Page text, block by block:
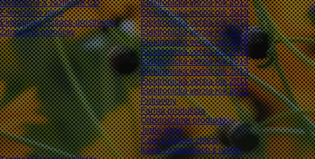
Meditačné a zážitkové CD
Esenciálne oleje
Ekologické čistiace prostriedky
Zdravotné pomôcky
Elektronická verzia rok 2012
Elektronická verzia rok 2019
Elektronická verzia rok 2018
Elektronická verzia rok 2017
Elektronická verzia rok 2016
Elektronická verzia rok 2015
Elektronická verzia rok 2014
Elektronická verzia rok 2013
Elektronická verzia rok 2011
Elektronická verzia rok 2021
Potraviny
Farma produkcia
Odporúčame produkty
Jedlé oleje
Čaje a čajové zmesi
Káva v kapsuliach z rastlín